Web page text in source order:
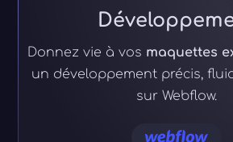
Donnez vie à vos maquettes
un développement précis,
sur Webflow.